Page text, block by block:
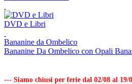
DVD e Libri
Bananine da Ombelico
Bananine Da Ombelico con Opali
--- Siamo chiusi per ferie dal 02/08 al